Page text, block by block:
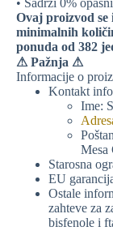
• Sadrži 0%
Ovaj proizvod
minimalnih
ponuda od 382
⚠ Pažnja ⚠
Informacije o
Kontakt
Ime:
Mesa
Starosna
EU
Ostale
zahteve za
bisfenole i